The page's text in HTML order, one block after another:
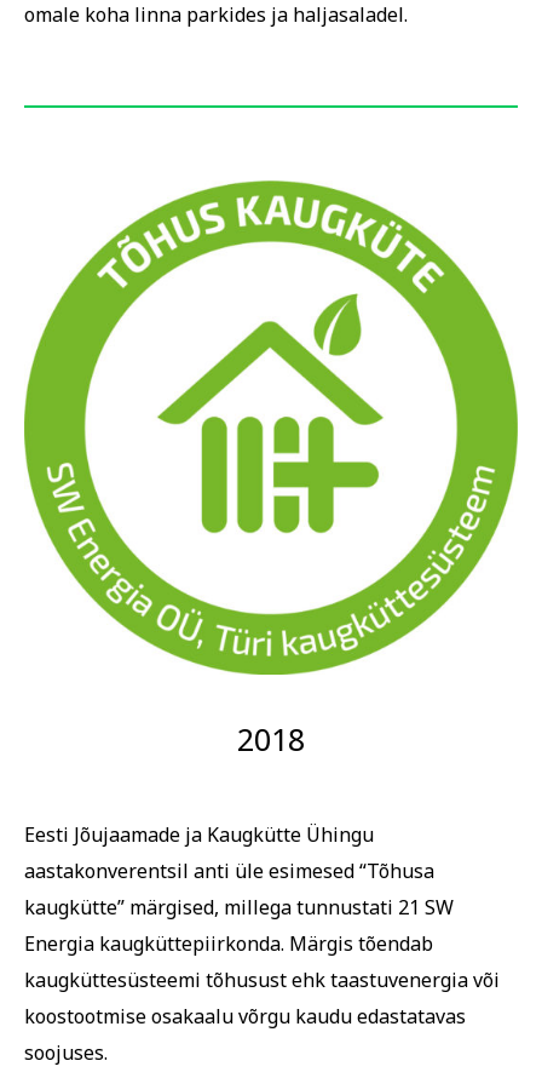
omale koha linna parkides ja haljasaladel.
2018
Eesti Jõujaamade ja Kaugkütte Ühingu
aastakonverentsil anti üle esimesed “Tõhusa
kaugkütte” märgised, millega tunnustati 21 SW
Energia kaugküttepiirkonda. Märgis tõendab
kaugküttesüsteemi tõhusust ehk taastuvenergia või
koostootmise osakaalu võrgu kaudu edastatavas
soojuses.